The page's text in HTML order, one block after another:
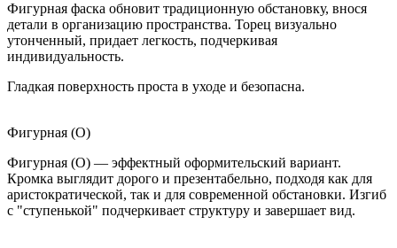
Фигурная фаска обновит традиционную обстановку, внося
детали в организацию пространства. Торец визуально
утонченный, придает легкость, подчеркивая
индивидуальность.
Гладкая поверхность проста в уходе и безопасна.
Фигурная (O)
Фигурная (O) — эффектный оформительский вариант.
Кромка выглядит дорого и презентабельно, подходя как для
аристократической, так и для современной обстановки. Изгиб
с "ступенькой" подчеркивает структуру и завершает вид.